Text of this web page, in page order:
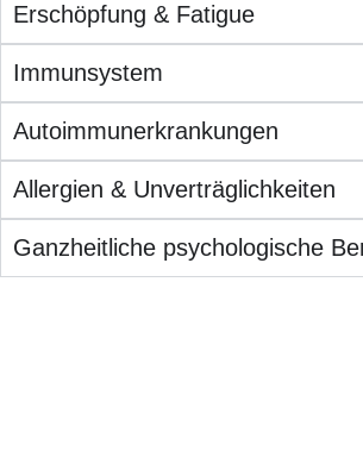
Erschöpfung & Fatigue
Immunsystem
Autoimmunerkrankungen
Allergien & Unverträglichkeiten
Ganzheitliche psychologische